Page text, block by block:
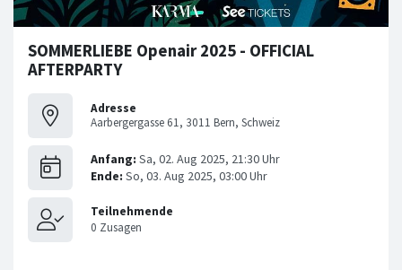
SOMMERLIEBE Openair 2025 - OFFICIAL
AFTERPARTY
Adresse
Aarbergergasse 61, 3011 Bern, Schweiz